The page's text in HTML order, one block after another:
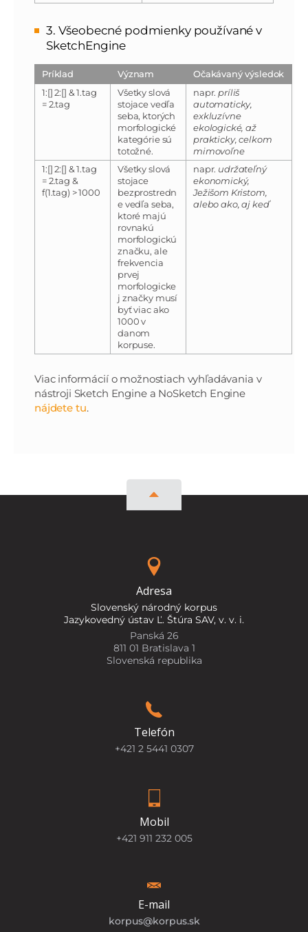
3. Všeobecné podmienky používané v
SketchEngine
Príklad Význam
Očakávaný výsledok
1:[] 2:[] & 1.tag
= 2.tag
Všetky slová
stojace vedľa
seba, ktorých
morfologické
kategórie sú
totožné.
napr. príliš
automaticky,
exkluzívne
ekologické, až
prakticky, celkom
mimovoľne
1:[] 2:[] & 1.tag
= 2.tag &
f(1.tag) > 1000
Všetky slová
stojace
bezprostredn
e vedľa seba,
ktoré majú
rovnakú
morfologickú
značku, ale
frekvencia
prvej
morfologicke
j značky musí
byť viac ako
1000 v
danom
korpuse.
napr. udržateľný
ekonomický,
Ježišom Kristom,
alebo ako, aj keď
Viac informácií o možnostiach vyhľadávania v
nástroji Sketch Engine a NoSketch Engine
nájdete tu.
Adresa
Slovenský národný korpus
Jazykovedný ústav Ľ. Štúra SAV, v. v. i.
Panská 26
811 01 Bratislava 1
Slovenská republika
Telefón
+421 2 5441 0307
Mobil
+421 911 232 005
E-mail
korpus@korpus.sk